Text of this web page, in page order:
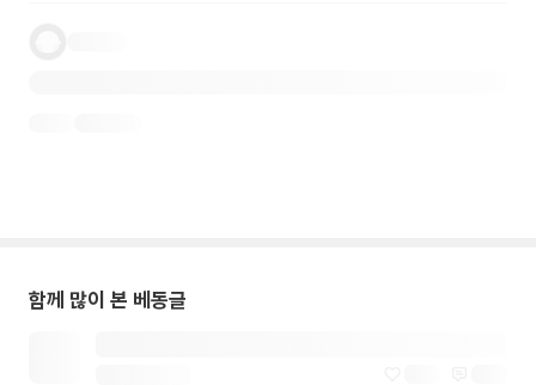
함께 많이 본 베동글